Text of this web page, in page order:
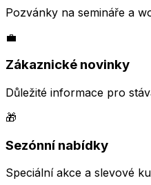
Pozvánky na semináře a
💼
Zákaznické novinky
Důležité informace pro
🎁
Sezónní nabídky
Speciální akce a slevové